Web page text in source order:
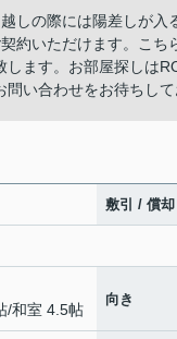
しの際には陽差しが入
約いただけます。こ
ます。お部屋探しは
い合わせをお待ちして
敷引 / 償却
/和室 4.5帖
向き